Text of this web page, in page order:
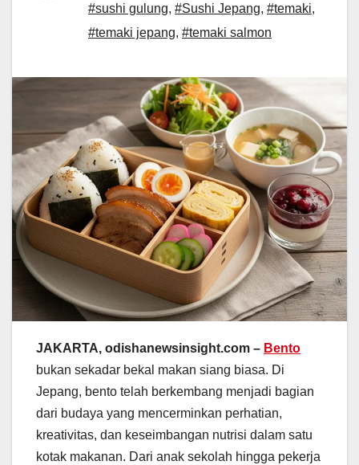
#sushi gulung, #Sushi Jepang, #temaki,
#temaki jepang, #temaki salmon
JAKARTA, odishanewsinsight.com – Bento
bukan sekadar bekal makan siang biasa. Di
Jepang, bento telah berkembang menjadi bagian
dari budaya yang mencerminkan perhatian,
kreativitas, dan keseimbangan nutrisi dalam satu
kotak makanan. Dari anak sekolah hingga pekerja